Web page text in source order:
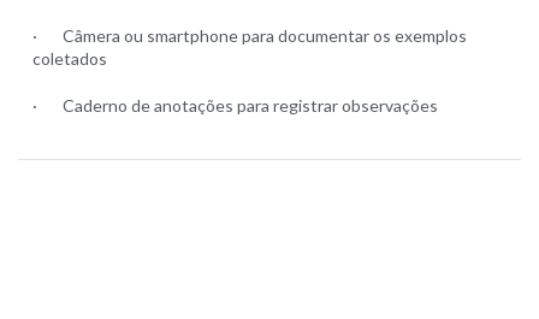
· Câmera ou smartphone para documentar os exemplos
coletados
· Caderno de anotações para registrar observações